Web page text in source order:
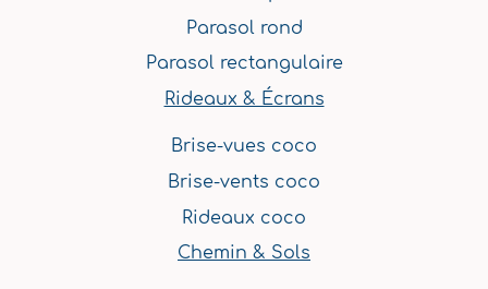
Parasol rond
Parasol rectangulaire
Rideaux & Écrans
Brise-vues coco
Brise-vents coco
Rideaux coco
Chemin & Sols